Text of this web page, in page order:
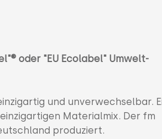
® oder "EU Ecolabel" Umwelt-
und unverwechselbar.
Materialmix. Der fm
produziert.